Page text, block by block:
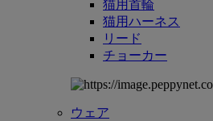
猫用首輪
猫用ハーネス
リード
チョーカー
ウェア